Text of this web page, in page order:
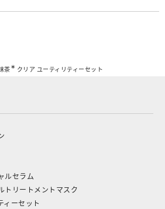
茶∗ クリア ユーティリティーセット
ルセラム
トリートメントマスク
ィーセット